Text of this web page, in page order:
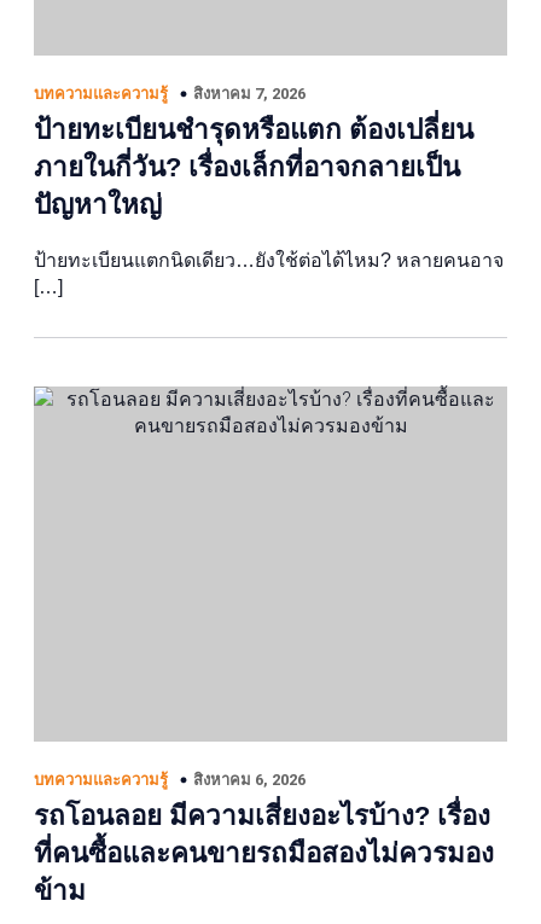
บทความและความรู้ สิงหาคม 7, 2026
ป้ายทะเบียนชำรุดหรือแตก ต้องเปลี่ยน
ภายในกี่วัน? เรื่องเล็กที่อาจกลายเป็น
ปัญหาใหญ่
ป้ายทะเบียนแตกนิดเดียว…ยังใช้ต่อได้ไหม? หลายคนอาจ
[…]
บทความและความรู้ สิงหาคม 6, 2026
รถโอนลอย มีความเสี่ยงอะไรบ้าง? เรื่อง
ที่คนซื้อและคนขายรถมือสองไม่ควรมอง
ข้าม